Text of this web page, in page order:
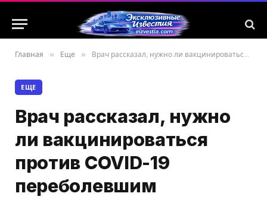
Главная » Еще » Врач рассказал, нужно ли вакцинироваться против COVID-19 переболевшим
ЕЩЕ
Врач рассказал, нужно
ли вакцинироваться
против COVID-19
переболевшим